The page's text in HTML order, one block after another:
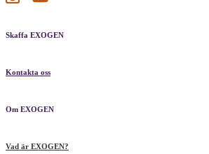
Skaffa EXOGEN
Kontakta oss
Om EXOGEN
Vad är EXOGEN?